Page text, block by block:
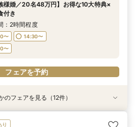
〜
〜
フェアを予約
〜
〜
フェアを予約
〜
〜
フェアを予約
〜
〜
フェアを予約
〜
〜
フェアを予約
〜
〜
フェアを予約
〜
〜
フェアを予約
〜
〜
フェアを予約
〜
〜
フェアを予約
〜
〜
16:00〜
〜
〜
フェアを予約
〜
〜
フェアを予約
様婚／20名48万円】お得な10大特典×
付き
：2時間程度
〜
14:30〜
〜
フェアを予約
り
婚／10名38万円】お得な10大特典×豪
り
婚／衣裳込13万円】お得な10大特典×豪
り
マ婚／10名38万円】お得な10大特典×
り
宿泊プレゼントプラン】10大特典×少人
り
／50名様40万円／2部制も可】お得な
神社婚／20名48万円】お得な10大特典
り
社婚／100万相当がお得に】10大特典×
り
婚／30名様100万円OFF】10大特典＆豪
り
写真婚／25万円から】お得な10大特典×
り
イン相談OK！】ご自宅で完結相談×10
り
ーアル記念！】10大特典×豪華3万円試
り
日限定】Amazon１万円×試食◆リ
のフェアを見る（12件）
り